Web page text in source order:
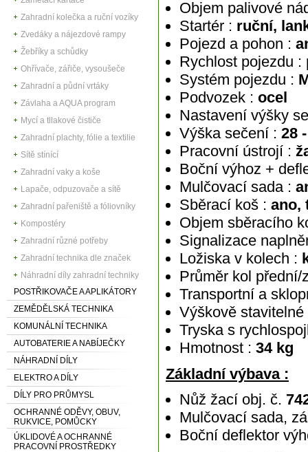
Zahradní kolečka a ruční vozíky
Zvedáky a nájezdové rampy
Žebříky a schůdky
Ohřívače, zářiče, vysoušeče
Zahradní a půdní vrtáky
Závlaha a AQUA program
Mycí a tllakové čističe
Zahradní plachty, fólie a textilie
Sítě stínící
Zahradní vaky a koše
Lapače, odpuzovače a sítě
Zahradní pařeniště a fóliovníky
Kompostéry
Zahradní různé potřeby
Zahradní technika dle značek
Náhradní díly zahradní techniky
POSTŘIKOVAČE A APLIKÁTORY
ZEMĚDĚLSKÁ TECHNIKA
KOMUNÁLNÍ TECHNIKA
AUTOBATERIE A NABÍJEČKY
NÁHRADNÍ DÍLY
ELEKTRO A DÍLY
DÍLY PRO PRŮMYSL
OCHRANNÉ ODĚVY, OBUV,
RUKVICE, POMŮCKY
ÚKLIDOVÉ A OCHRANNÉ
PRACOVNÍ PROSTŘEDKY
Objem palivové
Startér : ruční,
Pojezd a pohon :
Rychlost pojezdu :
Systém pojezdu :
Podvozek :ocel
Nastavení výšky
Výška sečení :28
Pracovní ústrojí :
Boční výhoz +
Mulčovací sada :
Sběrací koš : ano,
Objem sběracího
Signalizace
Ložiska v kolech :
Průměr kol přední/
Transportní a
Výškově
Tryska s
Hmotnost : 34 kg
Základní výbava :
Nůž žací obj. č.
Mulčovací sada,
Boční deflektor